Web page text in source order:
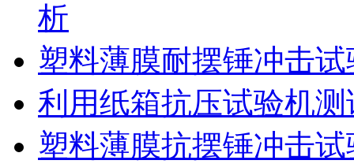
析
塑料薄膜耐摆锤冲击
利用纸箱抗压试验机
塑料薄膜抗摆锤冲击